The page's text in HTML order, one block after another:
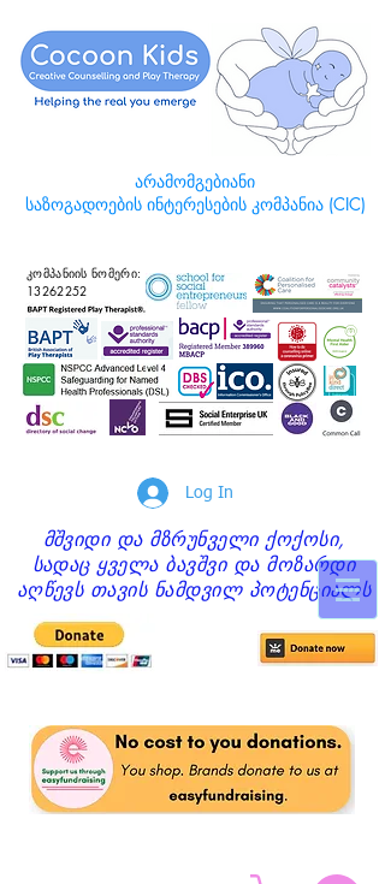
არამომგებიანი
საზოგადოების ინტერესების კომპანია (CIC)
კომპანიის ნომერი:
13262252
Log In
მშვიდი და მზრუნველი ქოქოსი,
სადაც ყველა ბავშვი და მოზარდი
აღწევს თავის ნამდვილ პოტენციალს